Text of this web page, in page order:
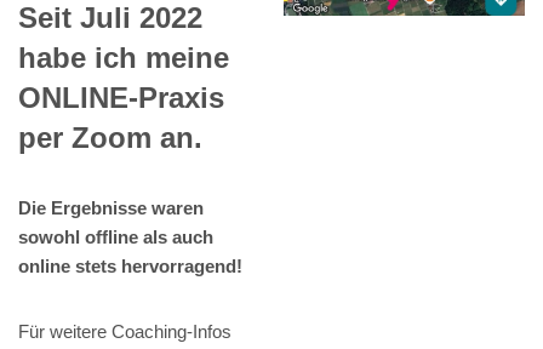
Seit Juli 2022
habe ich meine
ONLINE-Praxis
per Zoom an.
Die Ergebnisse waren
sowohl offline als auch
online stets hervorragend!
Für weitere Coaching-Infos